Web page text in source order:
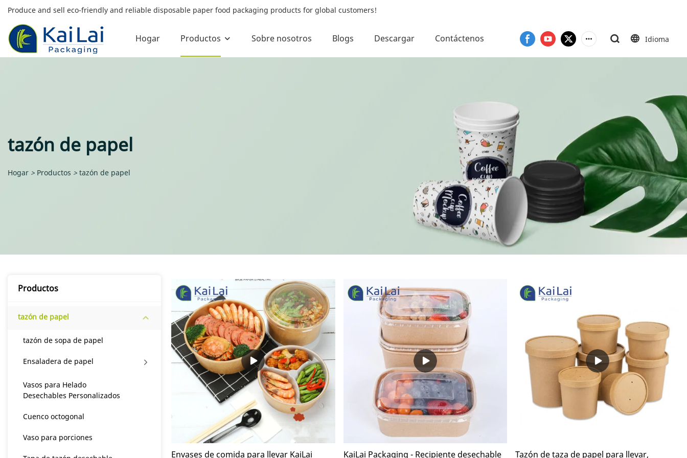
Produce and sell eco-friendly and reliable disposable paper food packaging products for global customers!
Hogar Productos Sobre nosotros Blogs Descargar Contáctenos Idioma
tazón de papel
Hogar > Productos > tazón de papel
Productos
tazón de papel
tazón de sopa de papel
Ensaladera de papel
Vasos para Helado
Desechables Personalizados
Cuenco octogonal
Vaso para porciones
Envases de comida para llevar KaiLai
KaiLai Packaging - Recipiente desechable
Tazón de taza de papel para llevar,